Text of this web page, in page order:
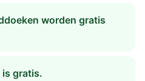
worden gratis
is gratis.